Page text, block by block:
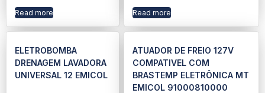
Read more Read more
ELETROBOMBA
DRENAGEM LAVADORA
UNIVERSAL 12 EMICOL
ATUADOR DE FREIO 127V
COMPATIVEL COM
BRASTEMP ELETRÔNICA MT
EMICOL 91000810000